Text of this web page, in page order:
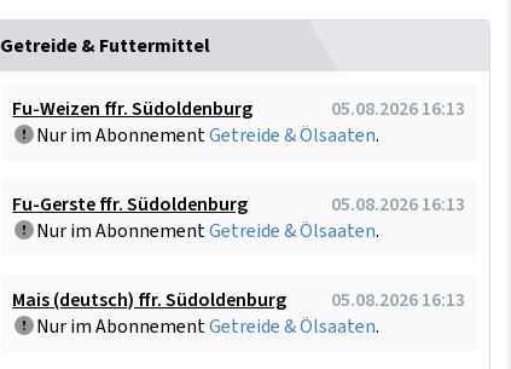
Getreide & Futtermittel
Fu-Weizen ffr. Südoldenburg
05.08.2026 16:13
Nur im AbonnementGetreide & Ölsaaten.
Fu-Gerste ffr. Südoldenburg
05.08.2026 16:13
Nur im AbonnementGetreide & Ölsaaten.
Mais (deutsch) ffr. Südoldenburg
05.08.2026 16:13
Nur im AbonnementGetreide & Ölsaaten.